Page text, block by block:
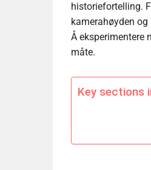
historiefortelling.
kamerahøyden
Å eksperimentere
måte.
Key sections